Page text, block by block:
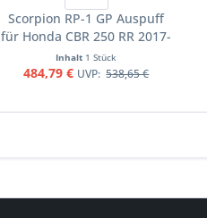
Scorpion RP-1 GP Auspuff
für Honda CBR 250 RR 2017-
2020 Motorräder
Inhalt 1 Stück
484,79 € UVP: 538,65 €